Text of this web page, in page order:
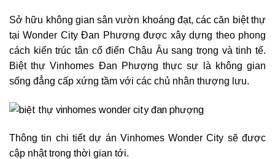
Sở hữu không gian sân vườn khoáng đạt, các căn biệt thự
tại Wonder City Đan Phượng được xây dựng theo phong
cách kiến trúc tân cổ điển Châu Âu sang trọng và tinh tế.
Biệt thự Vinhomes Đan Phượng thực sự là không gian
sống đẳng cấp xứng tầm với các chủ nhân thượng lưu.
Thông tin chi tiết dự án Vinhomes Wonder City sẽ được
cập nhật trong thời gian tới.